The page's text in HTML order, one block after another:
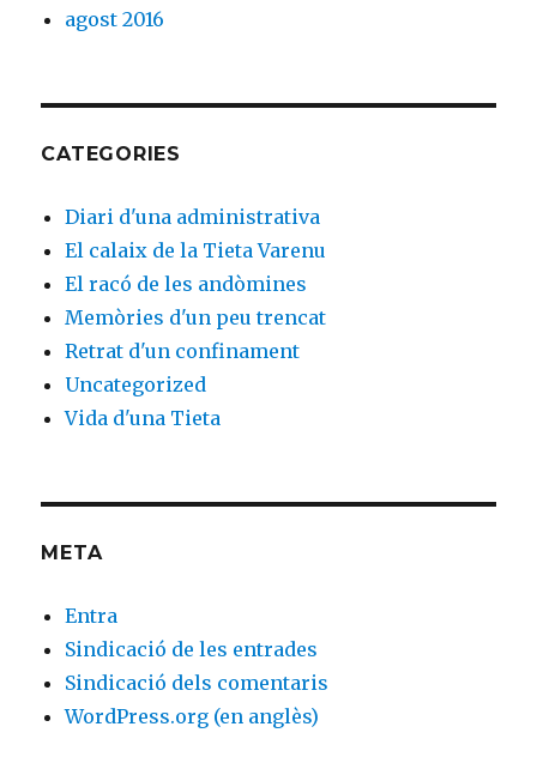
agost 2016
CATEGORIES
Diari d'una administrativa
El calaix de la Tieta Varenu
El racó de les andòmines
Memòries d'un peu trencat
Retrat d'un confinament
Uncategorized
Vida d'una Tieta
META
Entra
Sindicació de les entrades
Sindicació dels comentaris
WordPress.org (en anglès)